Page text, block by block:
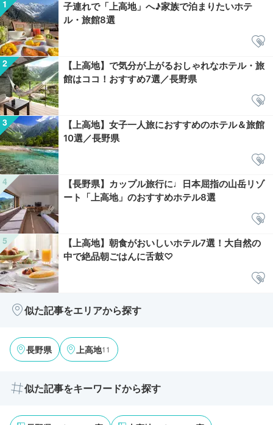
子連れで「上高地」へ♪家族で泊まりたいホテ
ル・旅館8選
【上高地】で気分が上がるおしゃれなホテル・旅
館はココ！おすすめ7選／長野県
【上高地】女子一人旅におすすめのホテル＆旅館
10選／長野県
【長野県】カップル旅行に♩日本屈指の山岳リゾ
ート「上高地」のおすすめホテル8選
【上高地】朝食がおいしいホテル7選！大自然の
中で絶品朝ごはんに舌鼓♡
似た記事をエリアから探す
長野県 上高地11
似た記事をキーワードから探す